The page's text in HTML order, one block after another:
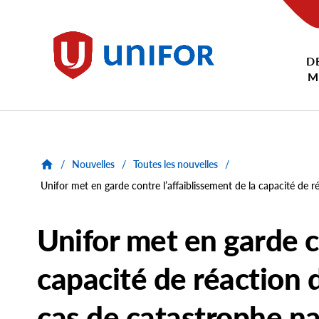
Unifor
/ Nouvelles / Toutes les nouvelles
/
Unifor met en garde contre l’affaiblissement de la capacité
Unifor met en garde
capacité de réaction